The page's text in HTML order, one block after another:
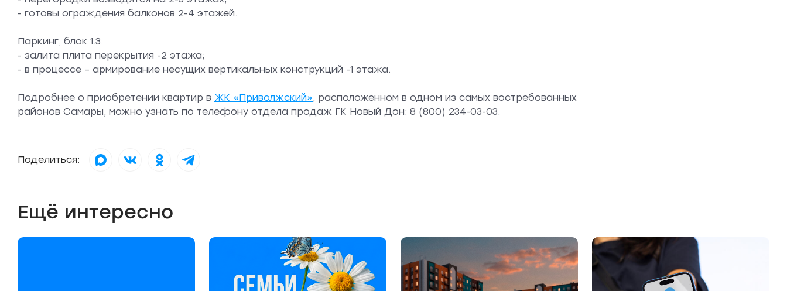
- готовы ограждения балконов 2-4 этажей.
Паркинг, блок 1.3:
- залита плита перекрытия -2 этажа;
- в процессе – армирование несущих вертикальных конструкций -1 этажа.
Подробнее о приобретении квартир в ЖК «Приволжский», расположенном в одном из самых востребованных
районов Самары, можно узнать по телефону отдела продаж ГК Новый Дон: 8 (800) 234-03-03.
Поделиться:
Ещё интересно